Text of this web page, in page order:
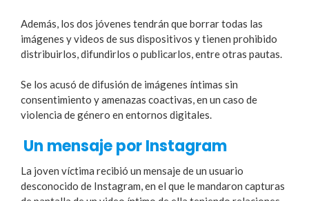
Además, los dos jóvenes tendrán que borrar todas las
imágenes y videos de sus dispositivos y tienen prohibido
distribuirlos, difundirlos o publicarlos, entre otras pautas.
Se los acusó de difusión de imágenes íntimas sin
consentimiento y amenazas coactivas, en un caso de
violencia de género en entornos digitales.
Un mensaje por Instagram
La joven víctima recibió un mensaje de un usuario
desconocido de Instagram, en el que le mandaron capturas